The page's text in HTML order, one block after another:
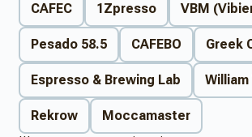
CAFEC 1Zpresso VBM
Pesado 58.5 CAFEBO Greek
Espresso & Brewing Lab
Rekrow Moccamaster